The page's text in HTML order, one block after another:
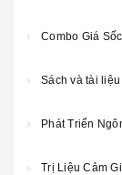
Combo Giá Sốc
Sách và tài
Phát Triển
Trị Liệu Cảm